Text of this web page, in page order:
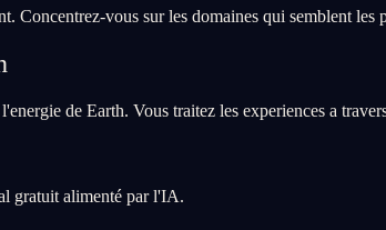
Concentrez-vous sur les domaines qui semblent les
de Earth. Vous traitez les experiences a
gratuit alimenté par l'IA.